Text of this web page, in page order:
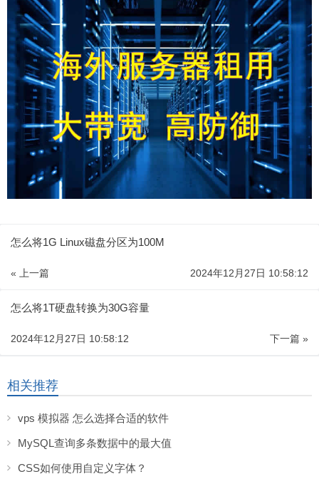
怎么将1G Linux磁盘分区为100M
« 上一篇 2024年12月27日 10:58:12
怎么将1T硬盘转换为30G容量
下一篇 »
2024年12月27日 10:58:12
相关推荐
vps 模拟器 怎么选择合适的软件
MySQL查询多条数据中的最大值
CSS如何使用自定义字体？